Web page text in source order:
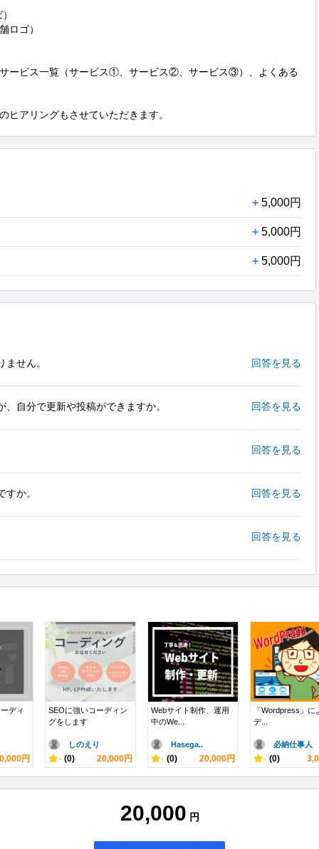
ロゴ）
ービス一覧（サービス①、サービス②、サービス③）、よくある
ヒアリングもさせていただきます。
+ 5,000円
+ 5,000円
+ 5,000円
せん。 回答を見る
自分で更新や投稿ができますか。 回答を見る
回答を見る
か。 回答を見る
回答を見る
ディ
円
SEOに強いコーディン
グをします
しのえり
- (0) 20,000円
Webサイト制作、運用
中のWe...
Hasega..
- (0) 20,000円
「Wordpress」に
デ...
必納仕事人
- (0)
20,000 円